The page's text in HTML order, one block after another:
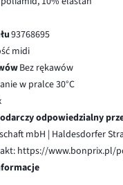
93768695
midi
Bez rękawów
w pralce 30°C
odpowiedzialny
mbH | Haldesdorfer
https://www.bonprix.pl/